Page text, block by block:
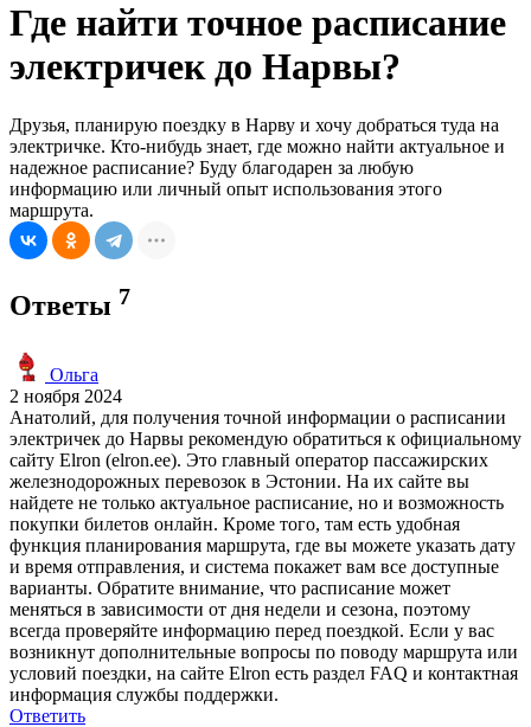
Где найти точное расписание
электричек до Нарвы?
Друзья, планирую поездку в Нарву и хочу добраться туда на
электричке. Кто-нибудь знает, где можно найти актуальное и
надежное расписание? Буду благодарен за любую
информацию или личный опыт использования этого
маршрута.
Ответы 7
Ольга
2 ноября 2024
Анатолий, для получения точной информации о расписании
электричек до Нарвы рекомендую обратиться к официальному
сайту Elron (elron.ee). Это главный оператор пассажирских
железнодорожных перевозок в Эстонии. На их сайте вы
найдете не только актуальное расписание, но и возможность
покупки билетов онлайн. Кроме того, там есть удобная
функция планирования маршрута, где вы можете указать дату
и время отправления, и система покажет вам все доступные
варианты. Обратите внимание, что расписание может
меняться в зависимости от дня недели и сезона, поэтому
всегда проверяйте информацию перед поездкой. Если у вас
возникнут дополнительные вопросы по поводу маршрута или
условий поездки, на сайте Elron есть раздел FAQ и контактная
информация службы поддержки.
Ответить